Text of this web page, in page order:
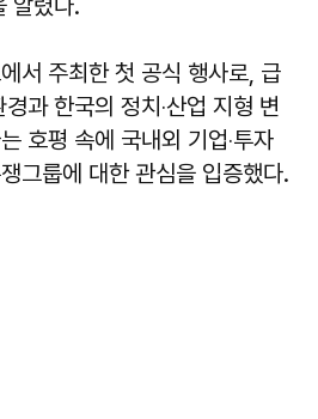
서 주최한 첫 공식 행사로, 급
과 한국의 정치‧산업 지형 변
호평 속에 국내외 기업‧투자
그룹에 대한 관심을 입증했다.